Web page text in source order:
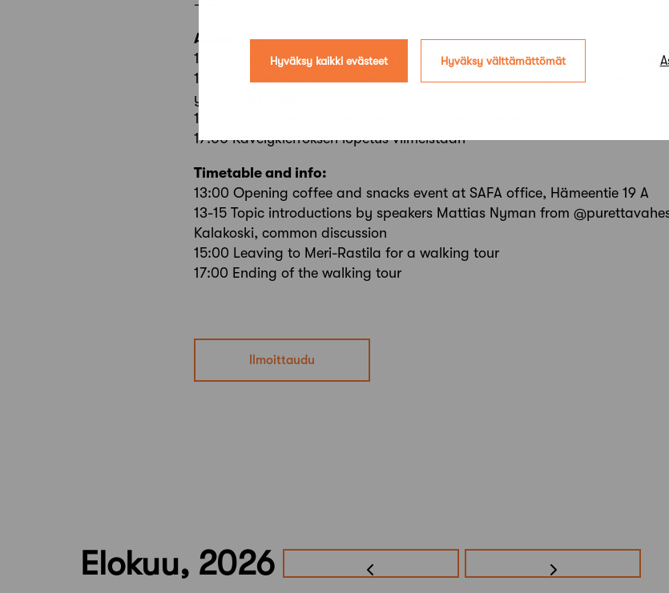
Hyväksy kaikki evästeet Hyväksy välttämättömät
– – –
Aikataulu:
13:00 Aloitustilaisuus, kahvia ja evästä SAFA:n toimistolla, osoite
13-15 Keskustelua ja puhujien puheenvuorot: Mattias Nyman
yleinen keskustelu
15:00 Lähtö metrolla Meri-Rastilaan katselmukselle
17:00 Kävelykierroksen lopetus viimeistään
Timetable and info:
13:00 Opening coffee and snacks event at SAFA office, Hämeentie 19 A
13-15 Topic introductions by speakers Mattias Nyman from
Kalakoski, common discussion
15:00 Leaving to Meri-Rastila for a walking tour
17:00 Ending of the walking tour
Ilmoittaudu
Elokuu, 2026